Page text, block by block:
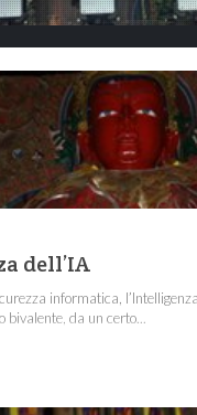
dell’IA
informatica,
da un certo...